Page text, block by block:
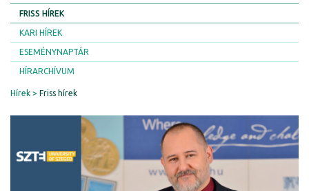
FRISS HÍREK
KARI HÍREK
ESEMÉNYNAPTÁR
HÍRARCHÍVUM
Hírek Friss hírek